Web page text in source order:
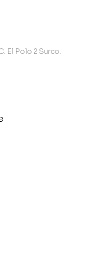
El Polo 2 Surco.